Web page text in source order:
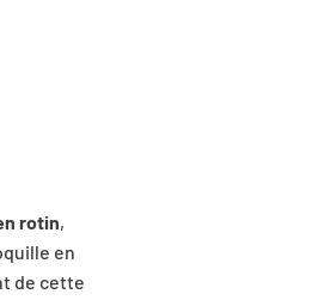
rotin,
en
de cette